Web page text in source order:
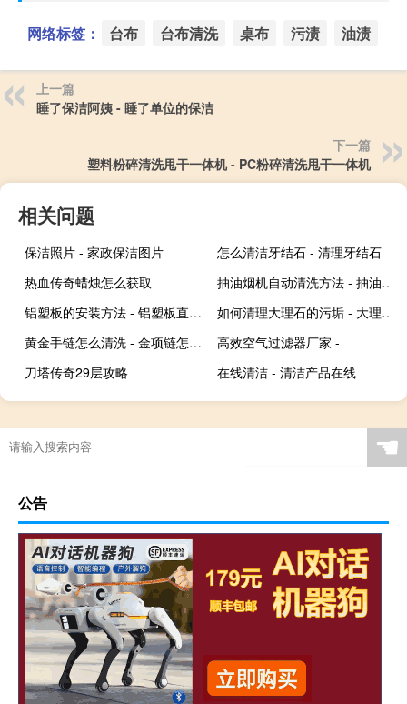
网络标签： 台布 台布清洗 桌布 污渍 油渍
上一篇
睡了保洁阿姨 - 睡了单位的保洁
下一篇
塑料粉碎清洗甩干一体机 - PC粉碎清洗甩干一体机
相关问题
保洁照片 - 家政保洁图片
怎么清洁牙结石 - 清理牙结石
热血传奇蜡烛怎么获取
抽油烟机自动清洗方法 - 抽油烟机自动清洗功能怎么使用
铝塑板的安装方法 - 铝塑板直接贴墙安装方法
如何清理大理石的污垢 - 大理石上黑色污垢怎么清理
黄金手链怎么清洗 - 金项链怎么清洗干净
高效空气过滤器厂家 -
刀塔传奇29层攻略
在线清洁 - 清洁产品在线
☚
公告